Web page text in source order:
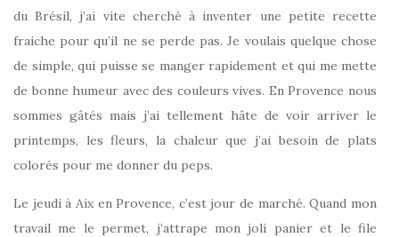
du Brésil, j’ai vite cherché à inventer une petite recette
fraiche pour qu’il ne se perde pas. Je voulais quelque chose
de simple, qui puisse se manger rapidement et qui me mette
de bonne humeur avec des couleurs vives. En Provence nous
sommes gâtés mais j’ai tellement hâte de voir arriver le
printemps, les fleurs, la chaleur que j’ai besoin de plats
colorés pour me donner du peps.
Le jeudi à Aix en Provence, c’est jour de marché. Quand mon
travail me le permet, j’attrape mon joli panier et le file